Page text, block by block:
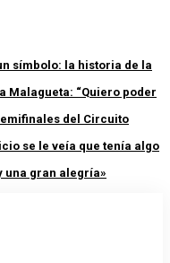
símbolo: la historia de la
Malagueta: “Quiero poder
del Circuito
se le veía que tenía algo
una gran alegría»